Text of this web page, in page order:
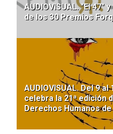
AUDIOVISUAL. "El 47"
de los 30 Premios
AUDIOVISUAL. Del 9
celebra la 21ª edición
Derechos Humanos